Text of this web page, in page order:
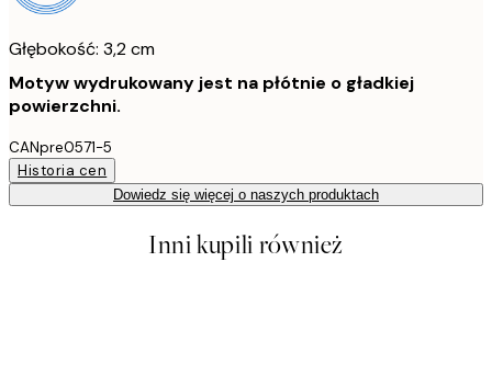
Głębokość: 3,2 cm
Motyw wydrukowany jest na płótnie o gładkiej
powierzchni.
CANpre0571-5
Historia cen
Dowiedz się więcej o naszych produktach
Inni kupili również